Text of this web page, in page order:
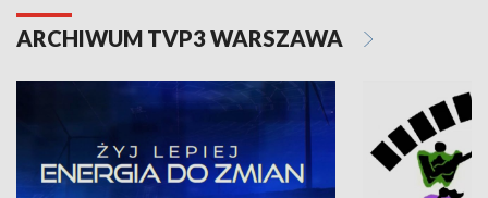
ARCHIWUM TVP3 WARSZAWA